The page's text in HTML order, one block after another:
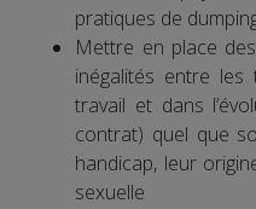
pratiques de
Mettre en place
inégalités entre les
travail et dans
contrat) quel que
handicap, leur
sexuelle